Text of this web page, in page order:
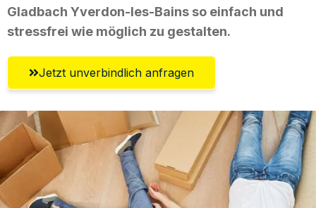
Gladbach Yverdon-les-Bains so einfach und
stressfrei wie möglich zu gestalten.
Jetzt unverbindlich anfragen